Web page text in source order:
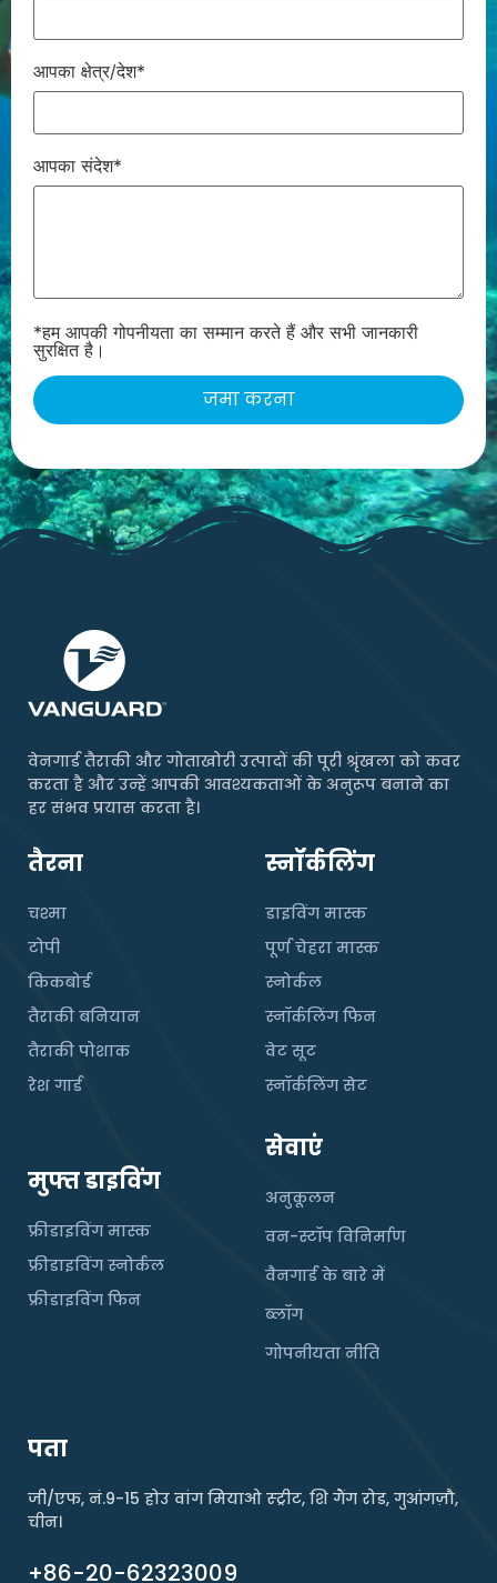
आपका क्षेत्र/देश*
आपका संदेश*
*हम आपकी गोपनीयता का सम्मान करते हैं और सभी जानकारी
सुरक्षित है।
वेनगार्ड तैराकी और गोताखोरी उत्पादों की पूरी श्रृंखला को कवर
करता है और उन्हें आपकी आवश्यकताओं के अनुरूप बनाने का
हर संभव प्रयास करता है।
तैरना
चश्मा
टोपी
किकबोर्ड
तैराकी बनियान
तैराकी पोशाक
रेश गार्ड
स्नॉर्कलिंग
डाइविंग मास्क
पूर्ण चेहरा मास्क
स्नोर्कल
स्नॉर्कलिंग फिन
वेट सूट
स्नॉर्कलिंग सेट
मुफ्त डाइविंग
फ्रीडाइविंग मास्क
फ्रीडाइविंग स्नोर्कल
फ्रीडाइविंग फिन
सेवाएं
अनुकूलन
वन-स्टॉप विनिर्माण
वैनगार्ड के बारे में
ब्लॉग
गोपनीयता नीति
पता
जी/एफ, नं.9-15 होउ वांग मियाओ स्ट्रीट, शि गैंग रोड, गुआंगज़ौ,
चीन।
+86-20-62323009